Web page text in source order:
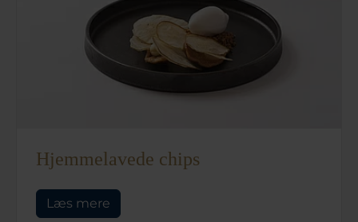
Hjemmelavede chips
Læs mere